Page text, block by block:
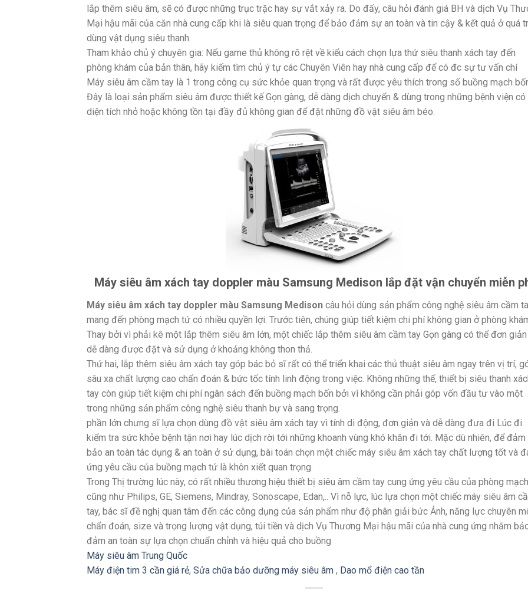
lắp thêm siêu âm, sẽ có được những trục trặc hay sự vắt xảy ra. Do đấy, câu hỏi đánh giá BH và dịch Vụ
Mại hậu mãi của căn nhà cung cấp khi là siêu quan trọng để bảo đảm sự an toàn và tin cậy & kết quả ở quá
dùng vật dụng siêu thanh.
Tham khảo chủ ý chuyên gia: Nếu game thủ không rõ rệt về kiểu cách chọn lựa thứ siêu thanh xách tay đến
phòng khám của bản thân, hãy kiếm tìm chủ ý tự các Chuyên Viên hay nhà cung cấp để có đc sự tư vấn chí
Máy siêu âm cầm tay là 1 trong công cụ sức khỏe quan trọng và rất được yêu thích trong số buồng mạch
Đây là loại sản phẩm siêu âm được thiết kế Gọn gàng, dễ dàng dịch chuyển & dùng trong những bệnh viện có
diện tích nhỏ hoặc không tồn tại đầy đủ không gian để đặt những đồ vật siêu âm béo.
Máy siêu âm xách tay doppler màu Samsung Medison lắp đặt vận chuyển miễn
Máy siêu âm xách tay doppler màu Samsung Medison câu hỏi dùng sản phẩm công nghệ siêu âm cầm
mang đến phòng mạch tứ có nhiều quyền lợi. Trước tiên, chúng giúp tiết kiệm chi phí không gian ở phòng
Thay bởi vì phải kê một lắp thêm siêu âm lớn, một chiếc lắp thêm siêu âm cầm tay Gọn gàng có thể đơn
dễ dàng được đặt và sử dụng ở khoảng không thon thả.
Thứ hai, lắp thêm siêu âm xách tay góp bác bỏ sĩ rất có thể triển khai các thủ thuật siêu âm ngay trên vị trí,
sâu xa chất lượng cao chẩn đoán & bức tốc tính linh động trong việc. Không những thế, thiết bị siêu thanh
tay còn giúp tiết kiệm chi phí ngân sách đến buồng mạch bốn bởi vì không cần phải góp vốn đầu tư vào một
trong những sản phẩm công nghệ siêu thanh bự và sang trọng.
phần lớn chưng sĩ lựa chọn dùng đồ vật siêu âm xách tay vì tính di động, đơn giản và dễ dàng đưa đi Lúc đi
kiểm tra sức khỏe bệnh tận nơi hay lúc dịch rời tới những khoanh vùng khó khăn đi tới. Mặc dù nhiên, để đảm
bảo an toàn tác dụng & an toàn ở sử dụng, bài toán chọn một chiếc máy siêu âm xách tay chất lượng tốt và
ứng yêu cầu của buồng mạch tứ là khôn xiết quan trọng.
Trong Thị trường lúc này, có rất nhiều thương hiệu thiết bị siêu âm cầm tay cung ứng yêu cầu của phòng
cũng như Philips, GE, Siemens, Mindray, Sonoscape, Edan,.. Vì nỗ lực, lúc lựa chọn một chiếc máy siêu âm
tay, bác sĩ đề nghị quan tâm đến các công dụng của sản phẩm như độ phân giải bức Ảnh, năng lực chuyên
chẩn đoán, size và trọng lượng vật dụng, túi tiền và dịch Vụ Thương Mại hậu mãi của nhà cung ứng nhằm
đảm an toàn sự lựa chọn chuẩn chỉnh và hiệu quả cho buồng
Máy siêu âm Trung Quốc
Máy điện tim 3 cần giá rẻ, Sửa chữa bảo dưỡng máy siêu âm , Dao mổ điện cao tần